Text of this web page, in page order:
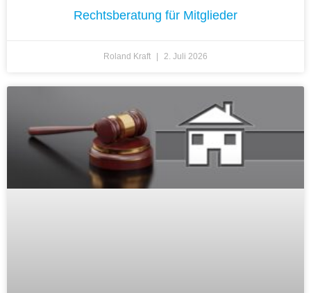
Rechtsberatung für Mitglieder
Roland Kraft 2. Juli 2026